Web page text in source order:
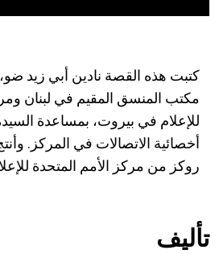
كتبت هذه القصة نادين أبي زيد
مكتب المنسق المقيم في لبنان
للإعلام في بيروت، بمساعدة
أخصائية الاتصالات في المركز.
روكز من مركز الأمم المتحدة
تأليف